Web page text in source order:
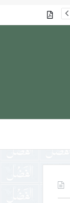
گذشتہ شمارے